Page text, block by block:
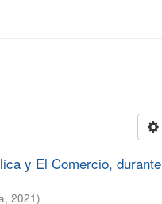
y El Comercio, durante
,2021)